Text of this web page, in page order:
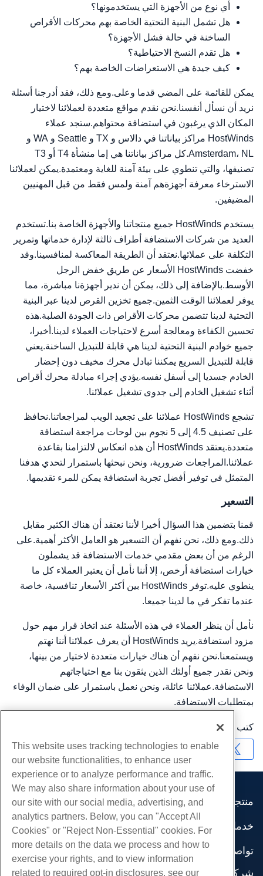
أي نوع من الأجهزة التي يستخدمونها؟
هل تشمل البنية التحتية الخاصة بهم محركات الأقراص
الساخنة في حالة فشل الأجهزة؟
هل تقدم النسخ الاحتياطية؟
كيف جيدة هي الاستعراضات الخاصة بهم؟
يمكن للقائمة على المضي قدما وعلى.ومع ذلك، فقد أدرجنا أسئلة
نريد أن نسأل أنفسنا.نحن نقدم مواقع متعددة لعملائنا لاختيار
المكان الذي يرغبون في استضافة محتواهم.ستجد عملاء
HostWinds مراكز بياناتنا في دالاس و TX و Seattle و WA و
Amsterdam، NL.كل مراكز بياناتنا هي إما منشأة T4 أو T3
تصنيفها، والتي تنطوي على بيئة آمنة للغاية ومعتمدة.يمكن لعملائنا
الاسترخاء معرفة أجهزةهم آمنة ولمس فقط من قبل المهنيين
المضيفين.
يستخدم HostWinds جميع منتجاتنا والأجهزة الخاصة بنا.تستخدم
العديد من شركات الاستضافة أطراف ثالثة لإدارة خدماتها وتمرير
التكلفة على عملائها.نعتقد أن الطريقة المعاكسة لمنافسينا.وقد
خفضت HostWinds الأسعار عن طريق خفض الرجل
الأوسط.بالإضافة إلى ذلك، يمكن أن ندير أجهزةنا مباشرة، مما
يوفر لعملائنا الوقت الثمين.جميع تخزين القرص لدينا عبر البنية
التحتية لدينا تتضمن محركات الأقراص ذات الجودة الصلبة.هذه
تحسين الكفاءة ومعالجة أسرع لاحتياجات العملاء لدينا.أخيرا،
جميع خوادم البنية التحتية لدينا هي قابلة للتبديل الساخنة.يعني
قابلة للتبديل السريع يمكننا تبادل محرك مخيف دون إحضار
الخادم جسديا إلى أسفل نفسه.يؤدي إجراء مبادلة محرك أقراص
أثناء تشغيل الخادم إلى جدوى تشغيل عملائنا.
تشجع HostWinds عملائنا على تجعيد الويب لمراجعاتنا.نحافظ
على تصنيف 4.5 إلى 5 نجوم بين لوحات مراجعة استضافة
متعددة.يعتقد HostWinds أن هذه انعكاس لالتزامنا بقاعدة
عملائنا.المراجعات ضرورية، ونحن نبحثها باستمرار لتحدي هدفنا
المتمثل في توفير أفضل تجربة استضافة يمكن للمرء تقديمها.
التسعير
قمنا بتضمين هذا السؤال أخيرا لأننا نعتقد أن هناك الكثير مقابل
ذلك.ومع ذلك، نحن نفهم أن التسعير هو العامل الأكثر أهمية.على
الرغم من أن بعض مقدمي خدمات الاستضافة قد يشملون
خيارات استضافة أرخص، إلا أننا نأمل أن يعتبر العملاء كل ما
ينطوي عليه.توفر HostWinds بين أكثر الأسعار تنافسية، خاصة
عندما تفكر في ما لدينا جميعا.
نأمل أن ينظر العملاء في هذه الأسئلة عند اتخاذ قرار مهم حول
مزود استضافة.يريد HostWinds أن يعرف عملائنا أننا نهتم
ويستمعنا.نحن نفهم أن هناك خيارات متعددة لاختيار من بينها،
ونحن نقدر جميع أولئك الذين يثقون بنا مع احتياجاتهم
الاستضافة.عملائنا عائلة، ونحن نعمل باستمرار على ضمان الوفاء
بمتطلبات الاستضافة.
كتب بواسطة
نسخ URL
منتجات
استضافة الموقع
استضافة الأعمال
موزع استضافة
موزع العلامة البيضاء
خدمات
هجرات الموقع
تواصل اجتماعي
وثائق المنتج
شركة
This website uses tracking technologies to enable
our website functionalities, to enhance user
experience or to analyze performance and traffic.
We may also share information about your use of
our site with our social media, advertising, and
analytics partners. Below, you can "Accept All
Cookies" or "Reject Non-Essential" cookies. For
more details on the data we process and how to
exercise your rights, and to view information
related to required opt-in disclosures, see our